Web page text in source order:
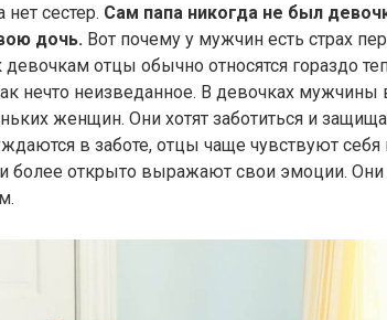
нет сестер. Сам папа никогда не был
дочь. Вот почему у мужчин есть страх
отцы обычно относятся гораздо
нечто неизведанное. В девочках мужчины
женщин. Они хотят заботиться и
в заботе, отцы чаще чувствуют
более открыто выражают свои эмоции. Они